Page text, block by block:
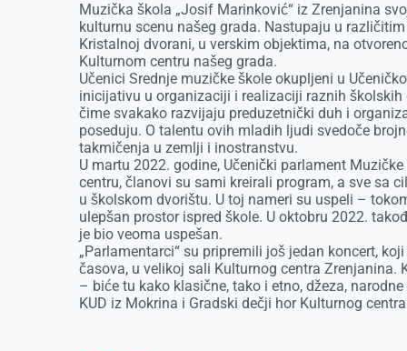
Muzička škola „Josif Marinković“ iz Zrenjanina
kulturnu scenu našeg grada. Nastupaju u
Kristalnoj dvorani, u verskim objektima, na
Kulturnom centru našeg grada.
Učenici Srednje muzičke škole okupljeni u
inicijativu u organizaciji i realizaciji raznih
čime svakako razvijaju preduzetnički duh i
poseduju. O talentu ovih mladih ljudi svedoče
takmičenja u zemlji i inostranstvu.
U martu 2022. godine, Učenički parlament
centru, članovi su sami kreirali program, a sve sa
u školskom dvorištu. U toj nameri su uspeli –
ulepšan prostor ispred škole. U oktobru 2022.
je bio veoma uspešan.
„Parlamentarci“ su pripremili još jedan koncert,
časova, u velikoj sali Kulturnog centra
– biće tu kako klasične, tako i etno, džeza,
KUD iz Mokrina i Gradski dečji hor Kulturnog